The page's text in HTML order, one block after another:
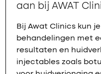
aan bij AWAT
Bij Awat Clinics kun
behandelingen met
resultaten en
injectables zoals